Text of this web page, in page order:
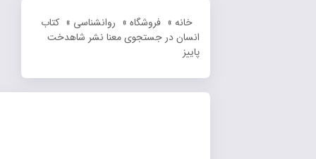
فروشگاه » روانشناسی» کتاب
انسان در جستجوی معنا نشر شاهدخت